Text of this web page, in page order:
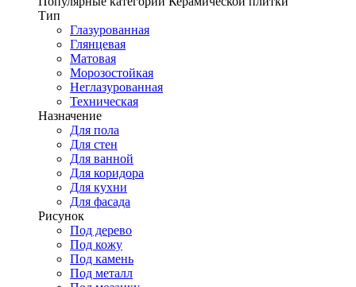
Тип
Глазурованная
Глянцевая
Матовая
Морозостойкая
Неглазурованная
Техническая
Назначение
Для пола
Для стен
Для ванной
Для коридора
Для кухни
Для фасада
Рисунок
Под дерево
Под кожу
Под камень
Под металл